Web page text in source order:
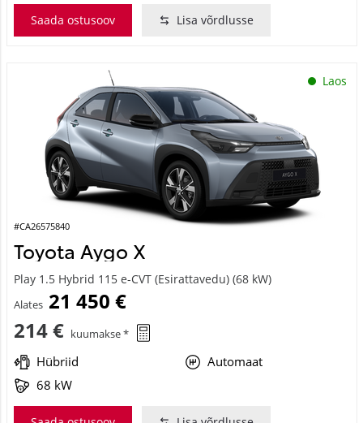
Saada ostusoov Lisa võrdlusse
Laos
#CA26575840
Toyota Aygo X
Play 1.5 Hybrid 115 e-CVT (Esirattavedu) (68 kW)
Alates 21 450 €
214 € kuumakse *
Hübriid
Automaat
68 kW